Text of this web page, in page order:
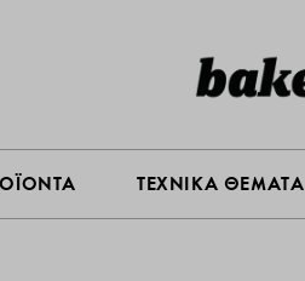
ΤΕΧΝΙΚΑ ΘΕΜΑΤΑ